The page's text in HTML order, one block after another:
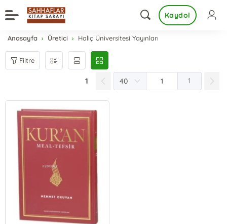
Kaydol
Anasayfa Üretici Haliç Üniversitesi Yayınları
Filtre
1 1